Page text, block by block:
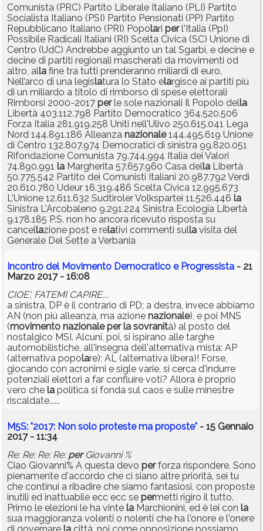
Comunista (PRC) Partito Liberale Italiano (PLI) Partito
Socialista Italiano (PSI) Partito Pensionati (PP) Partito
Repubblicano Italiano (PRI) Popolari perl'Italia (PpI)
Possibile Radicali Italiani (RI) Scelta Civica (SC) Unione di
Centro (UdC) Andrebbe aggiunto un tal Sgarbi, e decine e
decine di partiti regionali mascherati da movimenti od
altro, alla fine tra tutti prenderanno miliardi di euro.
Nell’arco di una legislatura lo Stato elargisce ai partiti più
di un miliardo a titolo di rimborso di spese elettorali
Rimborsi 2000-2017 perle sole nazionali Il Popolo della
Libertà 403.112.798 Partito Democratico 364.520.506
Forza Italia 281.919.258 Uniti nell'Ulivo 250.615.041 Lega
Nord 144.891.186 Alleanza nazionale144.495.619 Unione
di Centro 132.807.974 Democratici di sinistra 99.820.051
Rifondazione Comunista 79.744.994 Italia dei Valori
74.890.991 la Margherita 57.657.960 Casa della Libertà
50.775.542 Partito dei Comunisti Italiani 20.987.792 Verdi
20.610.780 Udeur 16.319.486 Scelta Civica 12.995.673
L'Unione 12.611.632 Sudtiroler Volkspartei 11.526.446 la
Sinistra L'Arcobaleno 9.291.224 Sinistra Ecologia Libertà
9.178.185 P.S. non ho ancora ricevuto risposta su
cancellazione post e relativi commenti sulla visita del
Generale Del Sette a Verbania
Incontro del Movimento Democratico e Progressista - 21
Marzo 2017 - 16:08
CIOE', FATEMI CAPIRE....
a sinistra, DP è il contrario di PD; a destra, invece abbiamo
AN (non più alleanza, ma azione nazionale), e poi MNS
(movimento nazionale per la sovranità) al posto del
nostalgico MSI. Alcuni, poi, si ispirano alle targhe
automobilistiche, all'insegna dell'alternativa mista: AP
(alternativa popolare); AL (alternativa libera)! Forse,
giocando con acronimi e sigle varie, si cerca d'indurre
potenziali elettori a far confluire voti? Allora è proprio
vero che la politica si fonda sul caos e sulle minestre
riscaldate......
M5S: "2017: Non solo proteste ma proposte" - 15 Gennaio
2017 - 11:34
Re: Re: Re: Re: perGiovanni %
Ciao Giovanni% A questa devo perforza rispondere. Sono
pienamente d'accordo che ci siano altre priorità, sei tu
che continui a ribadire che siamo fantasiosi, con proposte
inutili ed inattuabile ecc ecc se permetti rigiro il tutto.
Primo le elezioni le ha vinte la Marchionini, ed è lei con la
sua maggioranza volenti o nolenti che ha l'onore e l'onere